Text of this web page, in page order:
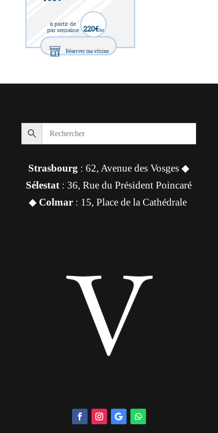
à partir de
par semaine 220€ht
Réserver ma vitrine
Strasbourg : 62, Avenue des Vosges ◆
Sélestat : 36, Rue du Président Poincaré
◆ Colmar: 15, Place de la Cathédrale